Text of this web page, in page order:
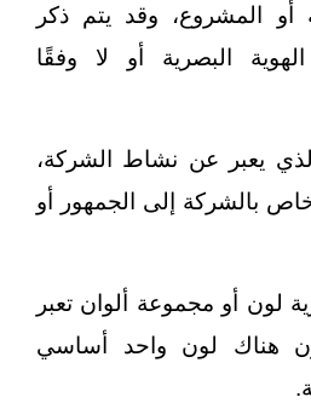
المشروع، وقد يتم ذكر
البصرية أو لا وفقًا
يعبر عن نشاط الشركة،
بالشركة إلى الجمهور أو
لون أو مجموعة ألوان تعبر
هناك لون واحد أساسي